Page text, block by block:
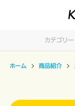
カテゴリー
ホーム 商品紹介